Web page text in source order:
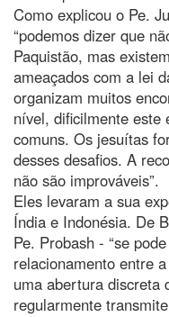
Como explicou o Pe.
“podemos dizer que
Paquistão, mas
ameaçados com a lei
organizam muitos
nível, dificilmente este
comuns. Os jesuítas
desses desafios. A
não são improváveis”.
Eles levaram a sua
Índia e Indonésia. De
Pe. Probash - “se
relacionamento entre
uma abertura discreta
regularmente